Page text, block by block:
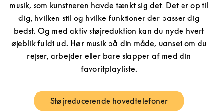
musik, som kunstneren havde tænkt sig det. Det er op til
dig, hvilken stil og hvilke funktioner der passer dig
bedst. Og med aktiv støjreduktion kan du nyde hvert
øjeblik fuldt ud. Hør musik på din måde, uanset om du
rejser, arbejder eller bare slapper af med din
favoritplayliste.
Støjreducerende hovedtelefoner
Link Opens in New Tab